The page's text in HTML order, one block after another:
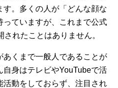
。多くの人が「どんな顔な
ていますが、これまで公式
れたことはありません。
くまで一般人であることが
身はテレビやYouTubeで活
動をしておらず、注目され